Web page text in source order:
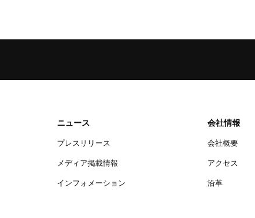
ニュース
プレスリリース
メディア掲載情報
インフォメーション
会社情報
会社概要
アクセス
沿革